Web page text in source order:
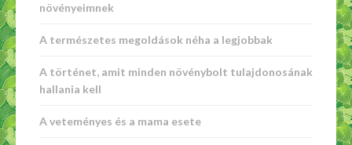
növényeimnek
A természetes megoldások néha a legjobbak
A történet, amit minden növénybolt tulajdonosának
hallania kell
A veteményes és a mama esete